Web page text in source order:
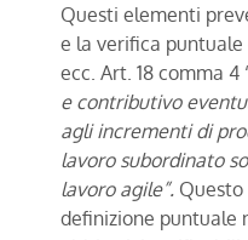
Questi elementi
e la verifica
ecc. Art. 18 comma 4
e contributivo
agli incrementi di
lavoro subordinato
lavoro agile”.
definizione puntuale